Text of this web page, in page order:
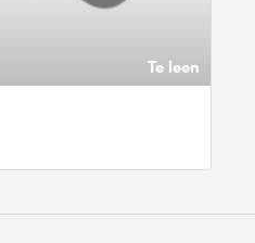
Te leen